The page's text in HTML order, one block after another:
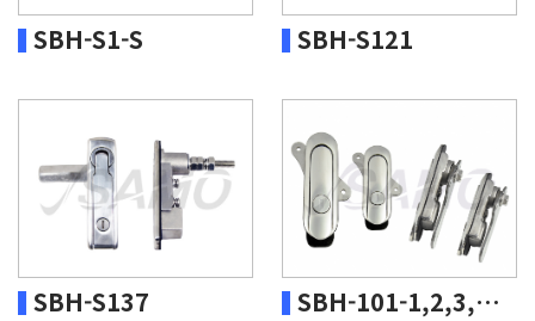
SBH-S1-S SBH-S121
SBH-S137 SBH-101-1,2,3,4KS-316